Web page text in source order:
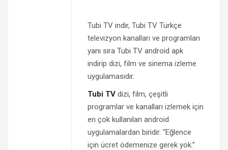
Tubi TV indir, Tubi TV Türkçe
televizyon kanalları ve programları
yanı sıra Tubi TV android apk
indirip dizi, film ve sinema izleme
uygulamasıdır.
Tubi TVdizi, film, çeşitli
programlar ve kanalları izlemek için
en çok kullanılan android
uygulamalardan biridir. “Eğlence
için ücret ödemenize gerek yok.”